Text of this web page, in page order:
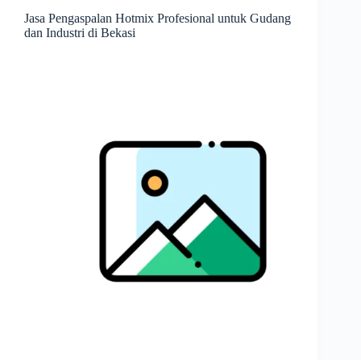
Jasa Pengaspalan Hotmix Profesional untuk Gudang
dan Industri di Bekasi